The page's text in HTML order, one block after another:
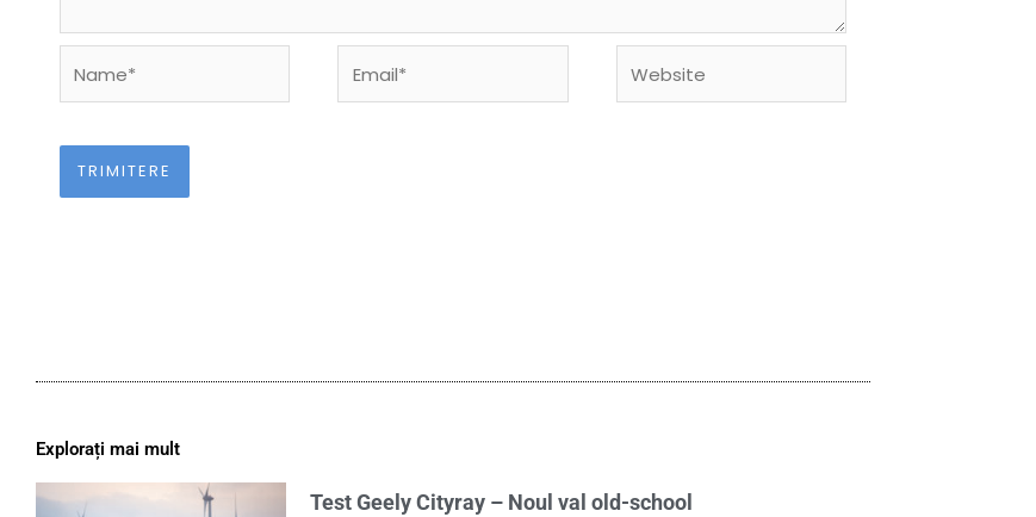
Explorați mai mult
Test Geely Cityray – Noul val old-school